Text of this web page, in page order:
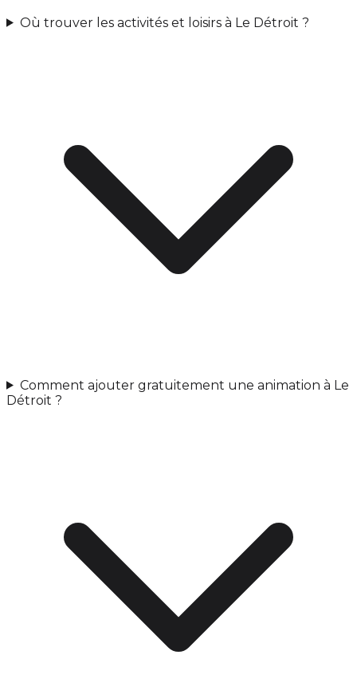
Où trouver les activités et loisirs à Le Détroit ?
Comment ajouter gratuitement une animation à Le
Détroit ?